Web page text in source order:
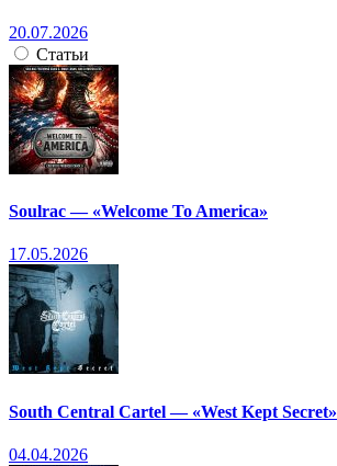
20.07.2026
Статьи
Soulrac — «Welcome To America»
17.05.2026
South Central Cartel — «West Kept Secret»
04.04.2026